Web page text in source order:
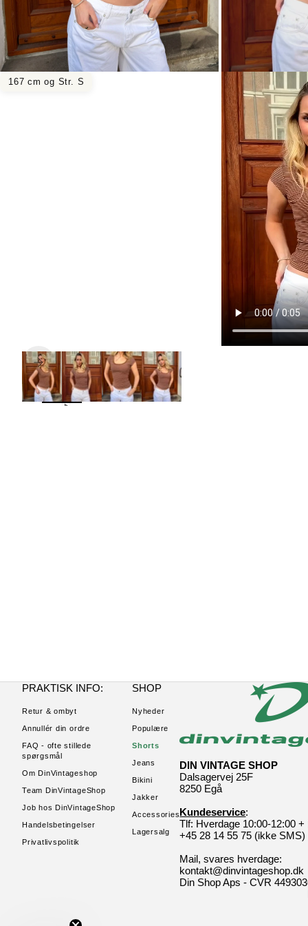
167 cm og Str. S
Næste
ZOOM
PRAKTISK INFO:
Retur & ombyt
Annullér din ordre
FAQ - ofte stillede
spørgsmål
Om DinVintageshop
Team DinVintageShop
Job hos DinVintageShop
Handelsbetingelser
Privatlivspolitik
SHOP
Nyheder
Populære
Shorts
Jeans
Bikini
Jakker
Accessories
Lagersalg
DIN VINTAGE SHOP
Dalsagervej 25F
8250 Egå
Kundeservice:
Tlf: Hverdage 10:00-12:00 +
+45 28 14 55 75 (ikke SMS)
Mail, svares hverdage:
kontakt@dinvintageshop.dk
Din Shop Aps - CVR